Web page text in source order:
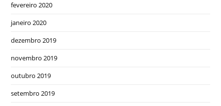
fevereiro 2020
janeiro 2020
dezembro 2019
novembro 2019
outubro 2019
setembro 2019